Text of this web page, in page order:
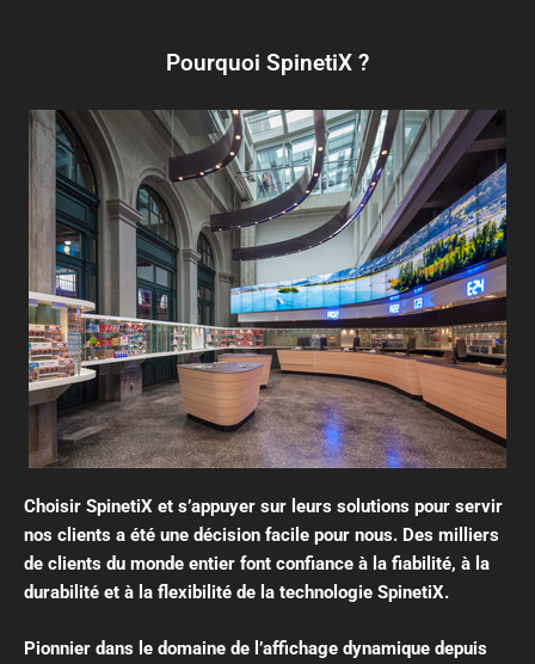
Pourquoi SpinetiX ?
Choisir SpinetiX et s’appuyer sur leurs solutions pour servir
nos clients a été une décision facile pour nous. Des milliers
de clients du monde entier font confiance à la fiabilité, à la
durabilité et à la flexibilité de la technologie SpinetiX.
Pionnier dans le domaine de l’affichage dynamique depuis